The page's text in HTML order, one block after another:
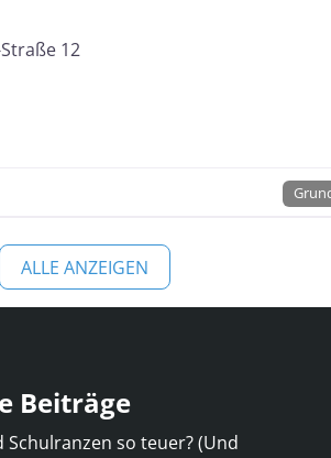
12
ALLE ANZEIGEN
Beiträge
Schulranzen so teuer? (Und